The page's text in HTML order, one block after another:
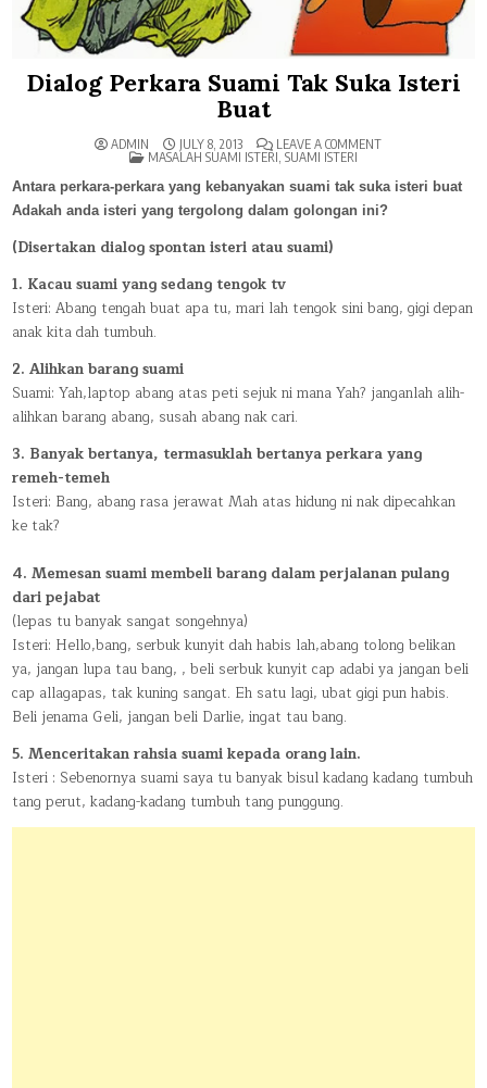
Dialog Perkara Suami Tak Suka Isteri
Buat
ADMIN JULY 8, 2013 LEAVE A COMMENTON
SUAMI
TAK
SUKA
POSTED
MASALAH SUAMI ISTERI, SUAMI ISTERI
Antara perkara-perkara yang kebanyakan suami tak suka isteri buat
Adakah anda isteri yang tergolong dalam golongan ini?
(Disertakan dialog spontan isteri atau suami)
1. Kacau suami yang sedang tengok tv
Isteri: Abang tengah buat apa tu, mari lah tengok sini bang, gigi depan
anak kita dah tumbuh.
2. Alihkan barang suami
Suami: Yah,laptop abang atas peti sejuk ni mana Yah? janganlah alih-
alihkan barang abang, susah abang nak cari.
3. Banyak bertanya, termasuklah bertanya perkara yang
remeh-temeh
Isteri: Bang, abang rasa jerawat Mah atas hidung ni nak dipecahkan
ke tak?
4. Memesan suami membeli barang dalam perjalanan pulang
dari pejabat
(lepas tu banyak sangat songehnya)
Isteri: Hello,bang, serbuk kunyit dah habis lah,abang tolong belikan
ya, jangan lupa tau bang, , beli serbuk kunyit cap adabi ya jangan beli
cap allagapas, tak kuning sangat. Eh satu lagi, ubat gigi pun habis.
Beli jenama Geli, jangan beli Darlie, ingat tau bang.
5. Menceritakan rahsia suami kepada orang lain.
Isteri : Sebenornya suami saya tu banyak bisul kadang kadang tumbuh
tang perut, kadang-kadang tumbuh tang punggung.